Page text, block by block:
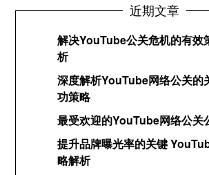
近期文章
解决YouTube公关危机的有效
析
深度解析YouTube网络公关的
功策略
最受欢迎的YouTube网络公关
提升品牌曝光率的关键
略解析